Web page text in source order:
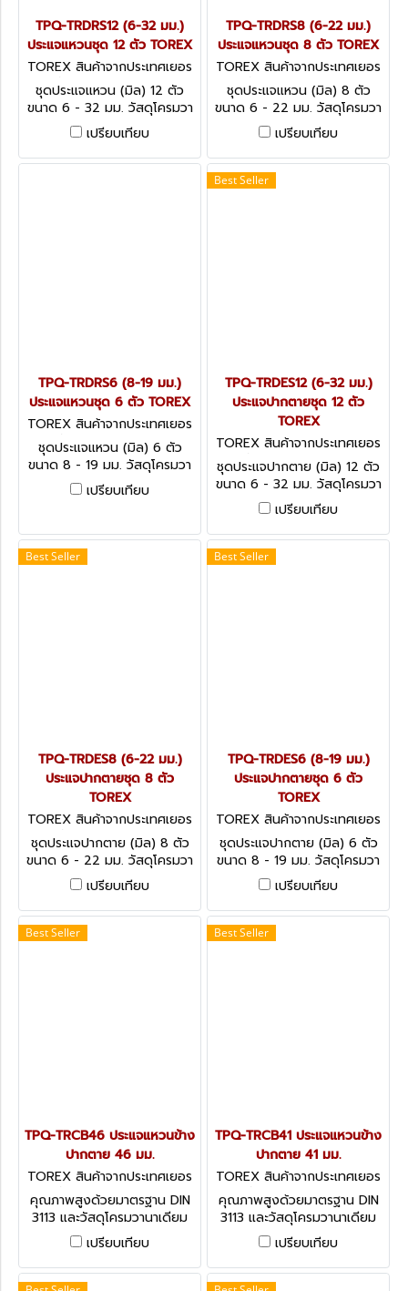
TPQ-TRDRS12 (6-32 มม.)
ประแจแหวนชุด 12 ตัว TOREX
TOREX สินค้าจากประเทศเยอร
มัน TPQ-TRDRS12
ชุดประแจแหวน (มิล) 12 ตัว
ขนาด 6 - 32 มม. วัสดุโครมวา
นาเดียม (CHROME
VANADIUM) DOUBLE ENDED
RING SPANNERS SET - DIN
เปรียบเทียบ
TPQ-TRDRS8 (6-22 มม.)
ประแจแหวนชุด 8 ตัว TOREX
TOREX สินค้าจากประเทศเยอร
มัน TPQ-TRDRS8
ชุดประแจแหวน (มิล) 8 ตัว
ขนาด 6 - 22 มม. วัสดุโครมวา
นาเดียม (CHROME
VANADIUM) DOUBLE ENDED
RING SPANNERS SET - DIN
838 (METRIC)
เปรียบเทียบ
TPQ-TRDRS6 (8-19 มม.)
ประแจแหวนชุด 6 ตัว TOREX
TOREX สินค้าจากประเทศเยอร
มัน TPQ-TRDRS6
ชุดประแจแหวน (มิล) 6 ตัว
ขนาด 8 - 19 มม. วัสดุโครมวา
นาเดียม (CHROME
VANADIUM) DOUBLE ENDED
838 (METRIC)
เปรียบเทียบ
Best Seller
TPQ-TRDES12 (6-32 มม.)
ประแจปากตายชุด 12 ตัว
TOREX
TOREX สินค้าจากประเทศเยอร
มัน TPQ-TRDES12
ชุดประแจปากตาย (มิล) 12 ตัว
ขนาด 6 - 32 มม. วัสดุโครมวา
นาเดียม (CHROME
VANADIUM) OPEN-ENDED
SPANNERS - DIN 3110
(METRIC)
เปรียบเทียบ
Best Seller
TPQ-TRDES8 (6-22 มม.)
ประแจปากตายชุด 8 ตัว
TOREX
TOREX สินค้าจากประเทศเยอร
มัน TPQ-TRDES8
ชุดประแจปากตาย (มิล) 8 ตัว
ขนาด 6 - 22 มม. วัสดุโครมวา
นาเดียม (CHROME
VANADIUM) OPEN-ENDED
SPANNERS - DIN 3110
(METRIC)
เปรียบเทียบ
Best Seller
TPQ-TRDES6 (8-19 มม.)
ประแจปากตายชุด 6 ตัว
TOREX
TOREX สินค้าจากประเทศเยอร
มัน TPQ-TRDES6
ชุดประแจปากตาย (มิล) 6 ตัว
ขนาด 8 - 19 มม. วัสดุโครมวา
นาเดียม (CHROME
VANADIUM) OPEN-ENDED
SPANNERS - DIN 3110
(METRIC)
เปรียบเทียบ
Best Seller
TPQ-TRCB46 ประแจแหวนข้าง
ปากตาย 46 มม.
TOREX สินค้าจากประเทศเยอร
มัน TPQ-TRCB46
คุณภาพสูงด้วยมาตรฐาน DIN
3113 และวัสดุโครมวานาเดียม
(CHROME VANADIUM)
COMBINATION SPANNERS -
DIN 3113 (METRIC)
เปรียบเทียบ
Best Seller
TPQ-TRCB41 ประแจแหวนข้าง
ปากตาย 41 มม.
TOREX สินค้าจากประเทศเยอร
มัน TPQ-TRCB41
คุณภาพสูงด้วยมาตรฐาน DIN
3113 และวัสดุโครมวานาเดียม
(CHROME VANADIUM)
COMBINATION SPANNERS -
DIN 3113 (METRIC)
เปรียบเทียบ